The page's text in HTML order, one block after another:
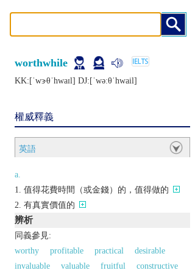
worthwhile
KK:[ˈwɝθˈhwaɪl] DJ:[ˈwǝːθˈhwail]
權威釋義
英語
a.
值得花費時間（或金錢）的，值得做的
有真實價值的
辨析
同義參見:
worthy
profitable practical
desirable
invaluable
valuable fruitful constructive